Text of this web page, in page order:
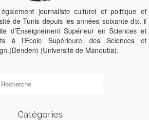
journaliste culturel et politique et
de Tunis depuis les années soixante-dix. il
d’Enseignement Supérieur en Sciences et
à l’Ecole Supérieure des Sciences et
(Université de Manouba).
Catégories